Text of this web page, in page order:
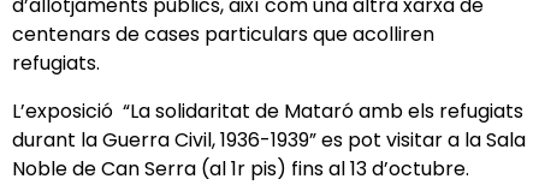
d’allotjaments públics, així com una altra xarxa de
centenars de cases particulars que acolliren
refugiats.
L’exposició “La solidaritat de Mataró amb els refugiats
durant la Guerra Civil, 1936-1939” es pot visitar a la Sala
Noble de Can Serra (al 1r pis) fins al 13 d’octubre.